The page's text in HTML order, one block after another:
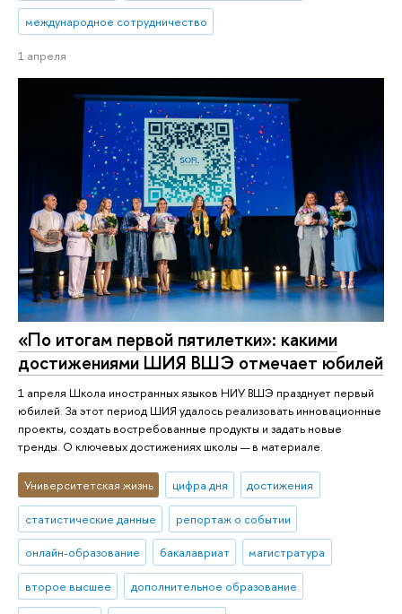
международное сотрудничество
1 апреля
«По итогам первой пятилетки»: какими
достижениями ШИЯ ВШЭ отмечает юбилей
1 апреля Школа иностранных языков НИУ ВШЭ празднует первый
юбилей. За этот период ШИЯ удалось реализовать инновационные
проекты, создать востребованные продукты и задать новые
тренды. О ключевых достижениях школы — в материале.
Университетская жизнь цифра дня достижения
статистические данные репортаж о событии
онлайн-образование бакалавриат магистратура
второе высшее дополнительное образование